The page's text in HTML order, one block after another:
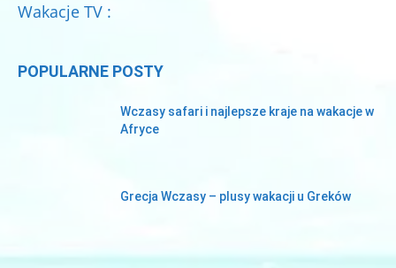
Wakacje TV :
POPULARNE POSTY
Wczasy safari i najlepsze kraje na wakacje w
Afryce
Grecja Wczasy – plusy wakacji u Greków